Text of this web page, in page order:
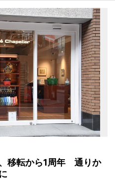
移転から1周年 通りか